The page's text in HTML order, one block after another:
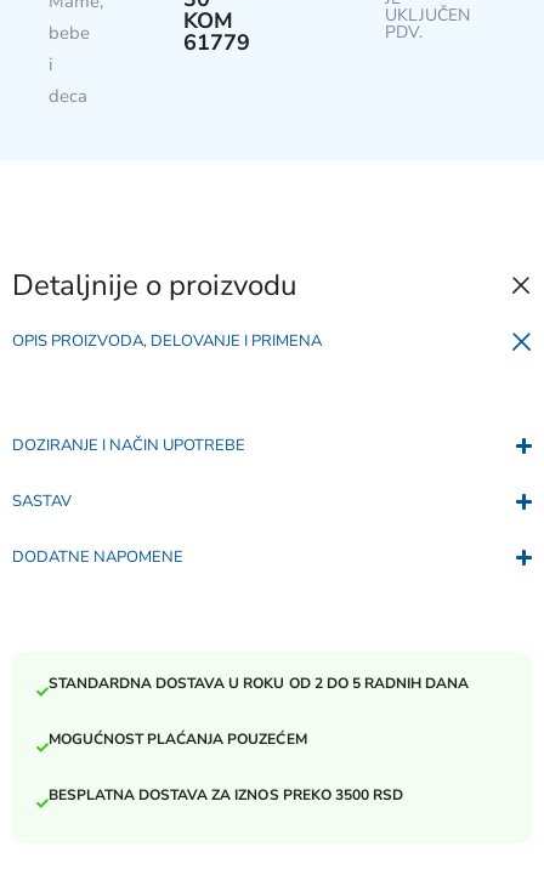
bebe
i
deca
KOM
61779
UKLJUČEN
PDV.
Detaljnije o proizvodu
OPIS PROIZVODA, DELOVANJE I PRIMENA
DOZIRANJE I NAČIN UPOTREBE
SASTAV
DODATNE NAPOMENE
STANDARDNA DOSTAVA U ROKU OD 2 DO 5 RADNIH DANA
MOGUĆNOST PLAĆANJA POUZEĆEM
BESPLATNA DOSTAVA ZA IZNOS PREKO 3500 RSD